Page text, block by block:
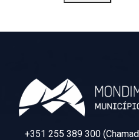
+351 255 389 300